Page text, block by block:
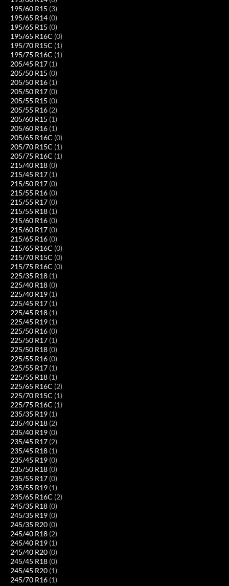
195/60 R15 (3)
195/65 R14 (0)
195/65 R15 (0)
195/65 R16C (0)
195/70 R15C (1)
195/75 R16C (1)
205/45 R17 (1)
205/50 R15 (0)
205/50 R16 (1)
205/50 R17 (0)
205/55 R15 (0)
205/55 R16 (2)
205/60 R15 (1)
205/60 R16 (1)
205/65 R16C (0)
205/70 R15C (1)
205/75 R16C (1)
215/40 R18 (0)
215/45 R17 (1)
215/50 R17 (0)
215/55 R16 (0)
215/55 R17 (0)
215/55 R18 (1)
215/60 R16 (0)
215/60 R17 (0)
215/65 R16 (0)
215/65 R16C (0)
215/70 R15C (0)
215/75 R16C (0)
225/35 R18 (1)
225/40 R18 (0)
225/40 R19 (1)
225/45 R17 (1)
225/45 R18 (1)
225/45 R19 (1)
225/50 R16 (0)
225/50 R17 (1)
225/50 R18 (0)
225/55 R16 (0)
225/55 R17 (1)
225/55 R18 (1)
225/65 R16C (2)
225/70 R15C (1)
225/75 R16C (1)
235/35 R19 (1)
235/40 R18 (2)
235/40 R19 (0)
235/45 R17 (2)
235/45 R18 (1)
235/45 R19 (0)
235/50 R18 (0)
235/55 R17 (0)
235/55 R19 (1)
235/65 R16C (2)
245/35 R18 (0)
245/35 R19 (0)
245/35 R20 (0)
245/40 R18 (2)
245/40 R19 (1)
245/40 R20 (0)
245/45 R18 (0)
245/45 R20 (1)
245/70 R16 (1)